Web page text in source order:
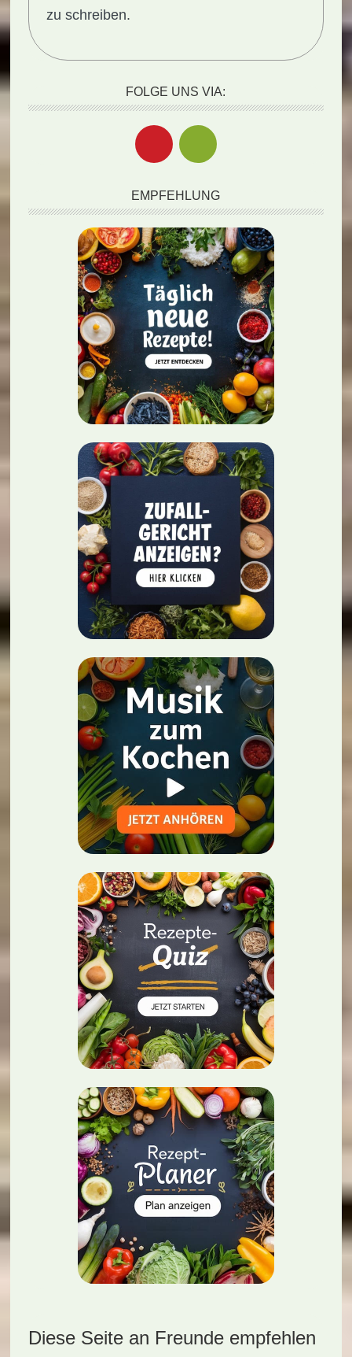
zu schreiben.
FOLGE UNS VIA:
EMPFEHLUNG
Diese Seite an Freunde empfehlen